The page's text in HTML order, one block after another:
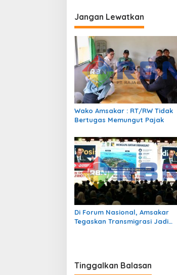
i
g
a
s
i
p
o
s
Jangan Lewatkan
Wako Amsakar : RT/RW Tidak
Bertugas Memungut Pajak
Di Forum Nasional, Amsakar
Tegaskan Transmigrasi Jadi
Tinggalkan Balasan